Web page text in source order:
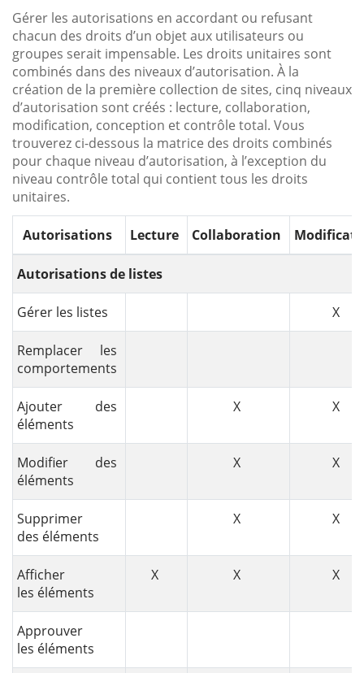
Gérer les autorisations en accordant ou refusant
chacun des droits d’un objet aux utilisateurs ou
groupes serait impensable. Les droits unitaires sont
combinés dans des niveaux d’autorisation. À la
création de la première collection de sites, cinq niveaux
d’autorisation sont créés : lecture, collaboration,
modification, conception et contrôle total. Vous
trouverez ci-dessous la matrice des droits combinés
pour chaque niveau d’autorisation, à l’exception du
niveau contrôle total qui contient tous les droits
unitaires.
Autorisations Lecture Collaboration
Autorisations de listes
Gérer les listes X
Remplacer les
comportements
Ajouter des
éléments
X X
Modifier des
éléments
X X
Supprimer
des éléments
X X
Afficher
les éléments
X X X
Approuver
les éléments